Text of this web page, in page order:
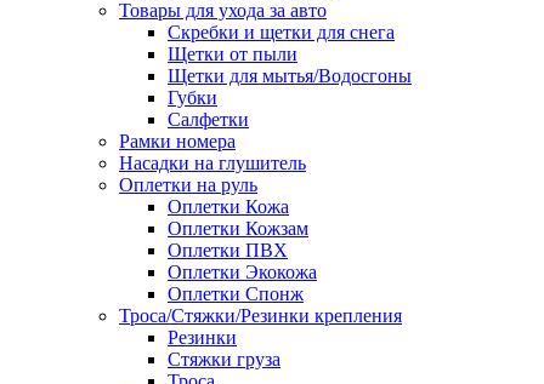
Товары для ухода за авто
Скребки и щетки для снега
Щетки от пыли
Щетки для мытья/Водосгоны
Губки
Салфетки
Рамки номера
Насадки на глушитель
Оплетки на руль
Оплетки Кожа
Оплетки Кожзам
Оплетки ПВХ
Оплетки Экокожа
Оплетки Спонж
Троса/Стяжки/Резинки крепления
Резинки
Стяжки груза